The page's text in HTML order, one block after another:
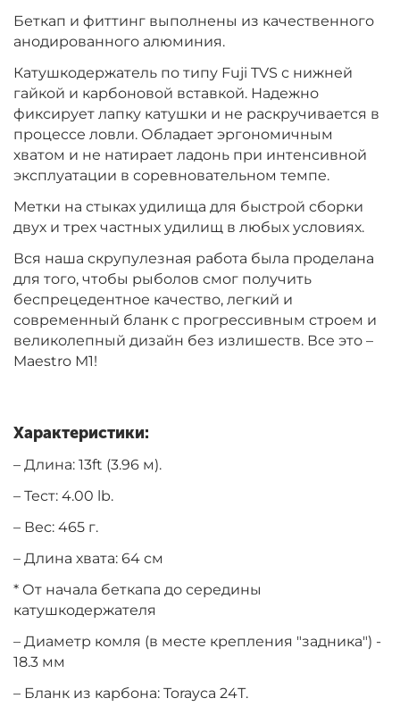
Беткап и фиттинг выполнены из качественного
анодированного алюминия.
Катушкодержатель по типу Fuji TVS с нижней
гайкой и карбоновой вставкой. Надежно
фиксирует лапку катушки и не раскручивается в
процессе ловли. Обладает эргономичным
хватом и не натирает ладонь при интенсивной
эксплуатации в соревновательном темпе.
Метки на стыках удилища для быстрой сборки
двух и трех частных удилищ в любых условиях.
Вся наша скрупулезная работа была проделана
для того, чтобы рыболов смог получить
беспрецедентное качество, легкий и
современный бланк с прогрессивным строем и
великолепный дизайн без излишеств. Все это –
Maestro М1!
Характеристики:
– Длина: 13ft (3.96 м).
– Тест: 4.00 lb.
– Вес: 465 г.
– Длина хвата: 64 см
* От начала беткапа до середины
катушкодержателя
– Диаметр комля (в месте крепления "задника") -
18.3 мм
– Бланк из карбона: Torayca 24Т.